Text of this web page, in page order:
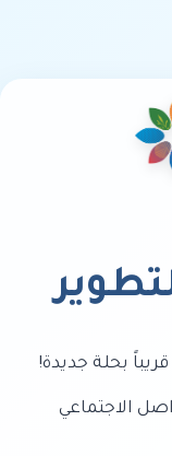
بحلة جديدة!
الاجتماعي